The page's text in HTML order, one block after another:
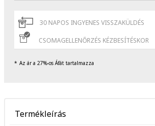
30 NAPOS INGYENES VISSZAKÜLDÉS
CSOMAGELLENŐRZÉS KÉZBESÍTÉSKOR
Az ár a 27%-os Áfát tartalmazza
Termékleírás